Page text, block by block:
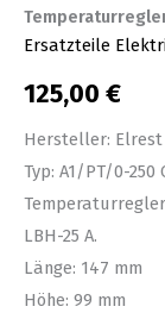
Ersatzteile
125,00 €
Hersteller: Elrest
Typ: A1/PT/0-250
LBH-25 A.
Länge: 147 mm
Höhe: 99 mm